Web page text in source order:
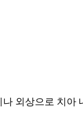
외상으로 치